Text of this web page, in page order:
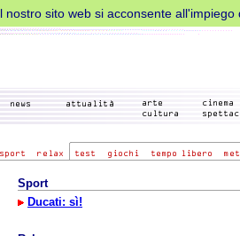
nostro sito web si acconsente
Sport
Ducati: sì!